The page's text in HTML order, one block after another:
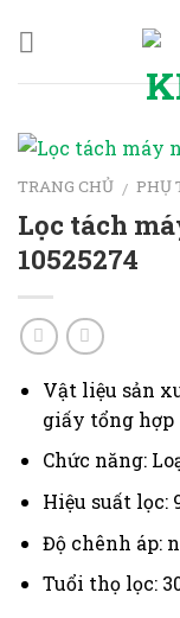
TRANG CHỦ / PHỤ
Lọc tách
10525274
Vật liệu sản
giấy tổng hợp
Chức năng:
Hiệu suất lọc:
Độ chênh áp:
Tuổi thọ lọc: